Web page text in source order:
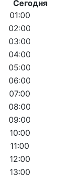
Сегодня
01:00
02:00
03:00
04:00
05:00
06:00
07:00
08:00
09:00
10:00
11:00
12:00
13:00